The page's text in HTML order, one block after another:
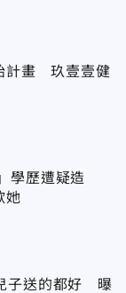
計畫 玖壹壹健
學歷遭疑造
她
子送的都好 曝